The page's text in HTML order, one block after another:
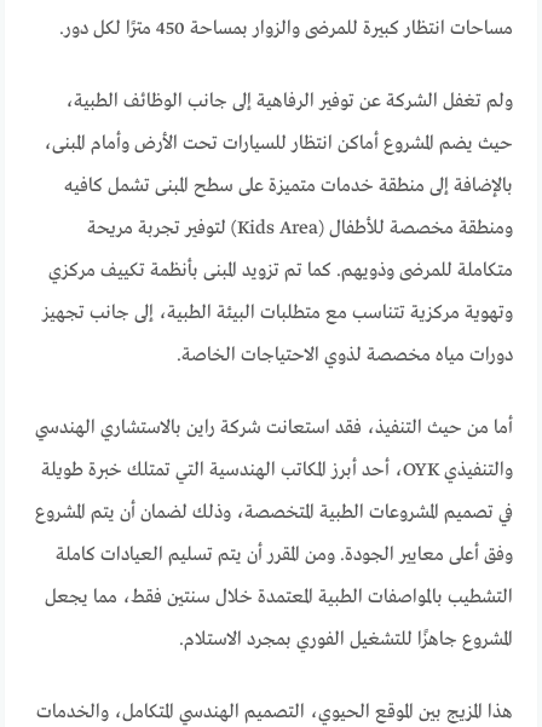
مساحات انتظار كبيرة للمرضى والزوار بمساحة 450 مترًا لكل دور.
ولم تغفل الشركة عن توفير الرفاهية إلى جانب الوظائف الطبية،
حيث يضم المشروع أماكن انتظار للسيارات تحت الأرض وأمام المبنى،
بالإضافة إلى منطقة خدمات متميزة على سطح المبنى تشمل كافيه
ومنطقة مخصصة للأطفال (Kids Area) لتوفير تجربة مريحة
متكاملة للمرضى وذويهم. كما تم تزويد المبنى بأنظمة تكييف مركزي
وتهوية مركزية تتناسب مع متطلبات البيئة الطبية، إلى جانب تجهيز
دورات مياه مخصصة لذوي الاحتياجات الخاصة.
أما من حيث التنفيذ، فقد استعانت شركة راين بالاستشاري الهندسي
والتنفيذي OYK، أحد أبرز المكاتب الهندسية التي تمتلك خبرة طويلة
في تصميم المشروعات الطبية المتخصصة، وذلك لضمان أن يتم المشروع
وفق أعلى معايير الجودة. ومن المقرر أن يتم تسليم العيادات كاملة
التشطيب بالمواصفات الطبية المعتمدة خلال سنتين فقط، مما يجعل
المشروع جاهزًا للتشغيل الفوري بمجرد الاستلام.
هذا المزيج بين الموقع الحيوي، التصميم الهندسي المتكامل، والخدمات